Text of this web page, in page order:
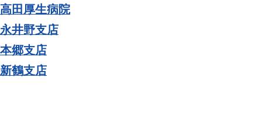
高田厚生病院
永井野支店
本郷支店
新鶴支店